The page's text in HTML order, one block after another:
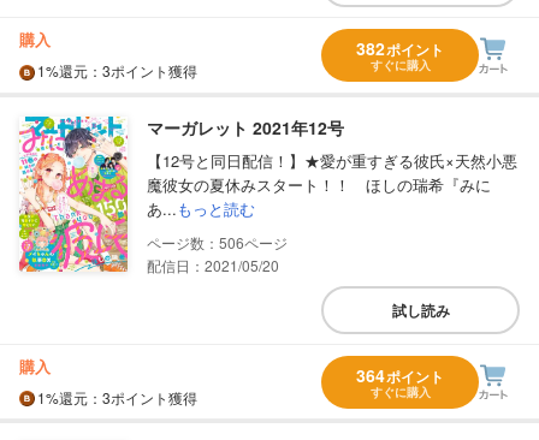
購入
1%還元 ：3ポイント獲得
382ポイント
すぐに購入
マーガレット 2021年12号
【12号と同日配信！】★愛が重すぎる彼氏×天然小悪
魔彼女の夏休みスタート！！ ほしの瑞希『みに
あ...もっと読む
506
配信日：2021/05/20
試し読み
購入
1%還元 ：3ポイント獲得
364ポイント
すぐに購入